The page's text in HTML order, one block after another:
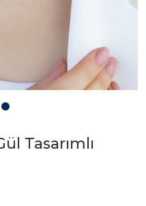
Tasarımlı